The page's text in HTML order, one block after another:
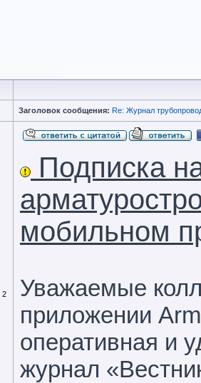
Заголовок сообщения: Re: Журнал
2
Подписка
мобильном
Уважаемые
приложении
оперативная и
журнал